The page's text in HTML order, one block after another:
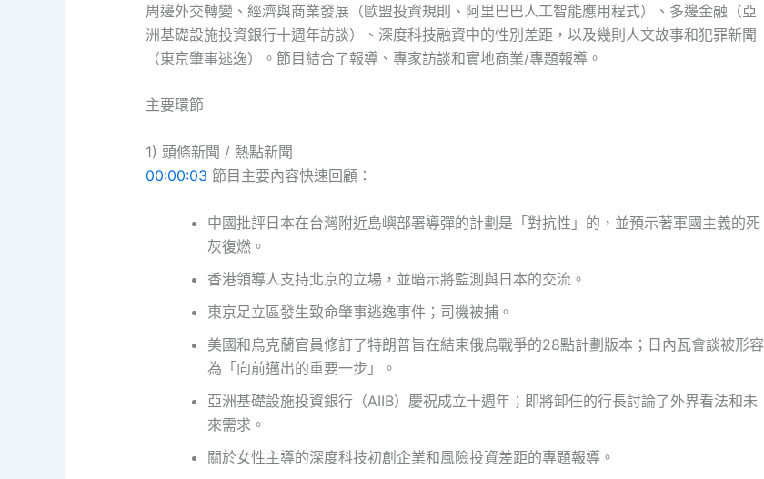
周邊外交轉變、經濟與商業發展（歐盟投資規則、阿里巴巴人工智能應用程式）、多邊金融（亞
洲基礎設施投資銀行十週年訪談）、深度科技融資中的性別差距，以及幾則人文故事和犯罪新聞
（東京肇事逃逸）。節目結合了報導、專家訪談和實地商業/專題報導。
主要環節
1) 頭條新聞 / 熱點新聞
00:00:03 節目主要內容快速回顧：
中國批評日本在台灣附近島嶼部署導彈的計劃是「對抗性」的，並預示著軍國主義的死
灰復燃。
香港領導人支持北京的立場，並暗示將監測與日本的交流。
東京足立區發生致命肇事逃逸事件；司機被捕。
美國和烏克蘭官員修訂了特朗普旨在結束俄烏戰爭的28點計劃版本；日內瓦會談被形容
為「向前邁出的重要一步」。
亞洲基礎設施投資銀行（AIIB）慶祝成立十週年；即將卸任的行長討論了外界看法和未
來需求。
關於女性主導的深度科技初創企業和風險投資差距的專題報導。